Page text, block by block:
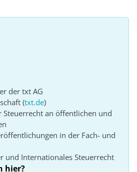
der txt AG
(txt.de)
an öffentlichen und
in der Fach- und
und Internationales Steuerrecht
hier?